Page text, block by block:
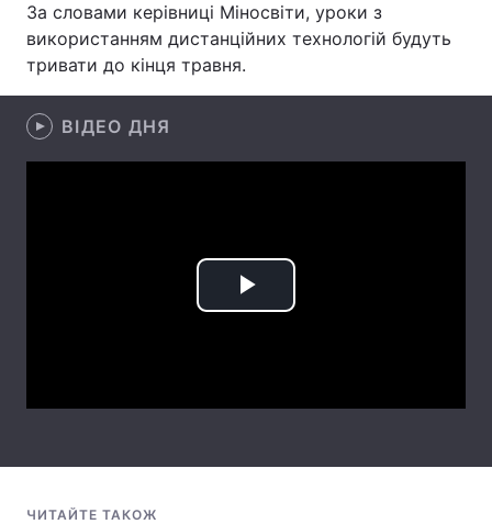
Економіка Світ
Спорт Наука
Техно і зв'язок
За словами керівниці Міносвіти, уроки з
використанням дистанційних технологій будуть
тривати до кінця травня.
ВІДЕО ДНЯ
Play
ЧИТАЙТЕ ТАКОЖ